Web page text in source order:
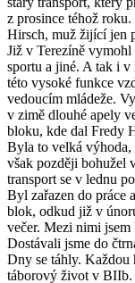
z prosince téhož
Hirsch, muž žijící jen
Již v Terezíně
sportu a jiné. A tak i
této vysoké funkce
vedoucím mládeže.
v zimě dlouhé apely
bloku, kde dal Fredy
Byla to velká výhoda,
však později bohužel
transport se v lednu
Byl zařazen do práce
blok, odkud již v
večer. Mezi nimi
Dostávali jsme do
Dny se táhly. Každou
táborový život v BIIb.